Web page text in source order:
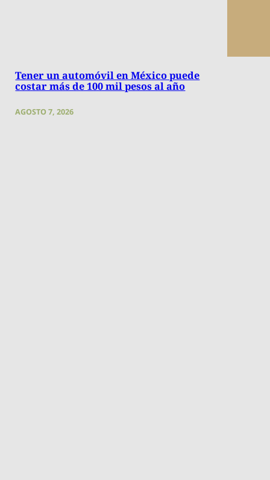
Tener un automóvil en México puede
costar más de 100 mil pesos al año
AGOSTO 7, 2026